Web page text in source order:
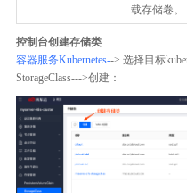
载存储卷。
控制台创建存储类
容器服务Kubernetes--> 选择目标
StorageClass--->创建：